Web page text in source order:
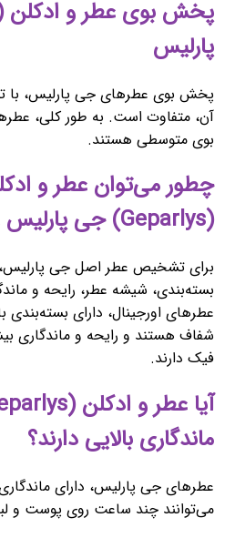
پارلیس
پخش بوی عطرهای جی پارلیس، با
آن، متفاوت است. به طور کلی،
بوی متوسطی هستند.
چطور می‌توان عطر و
(Geparlys) جی پارلیس را تشخیص داد؟
برای تشخیص عطر اصل جی پارلیس،
بسته‌بندی، شیشه عطر، رایحه و
عطرهای اورجینال، دارای
شفاف هستند و رایحه و ماندگاری
فیک دارند.
ماندگاری بالایی دارند؟
عطرهای جی پارلیس، دارای
می‌توانند چند ساعت روی پوست و